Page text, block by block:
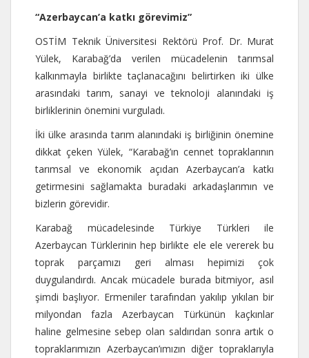
“Azerbaycan’a katkı görevimiz”
OSTİM Teknik Üniversitesi Rektörü Prof. Dr. Murat
Yülek, Karabağ’da verilen mücadelenin tarımsal
kalkınmayla birlikte taçlanacağını belirtirken iki ülke
arasındaki tarım, sanayi ve teknoloji alanındaki iş
birliklerinin önemini vurguladı.
İki ülke arasında tarım alanındaki iş birliğinin önemine
dikkat çeken Yülek, “Karabağ’ın cennet topraklarının
tarımsal ve ekonomik açıdan Azerbaycan’a katkı
getirmesini sağlamakta buradaki arkadaşlarımın ve
bizlerin görevidir.
Karabağ mücadelesinde Türkiye Türkleri ile
Azerbaycan Türklerinin hep birlikte ele ele vererek bu
toprak parçamızı geri alması hepimizi çok
duygulandırdı. Ancak mücadele burada bitmiyor, asıl
şimdi başlıyor. Ermeniler tarafından yakılıp yıkılan bir
milyondan fazla Azerbaycan Türkünün kaçkınlar
haline gelmesine sebep olan saldırıdan sonra artık o
topraklarımızın Azerbaycan’ımızın diğer topraklarıyla